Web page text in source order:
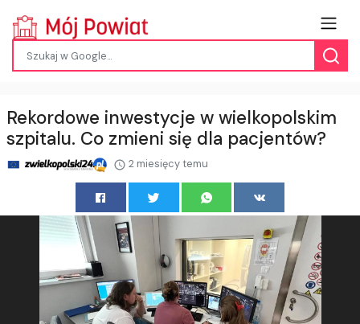
Rekordowe inwestycje w wielkopolskim
szpitalu. Co zmieni się dla pacjentów?
2 miesięcy temu